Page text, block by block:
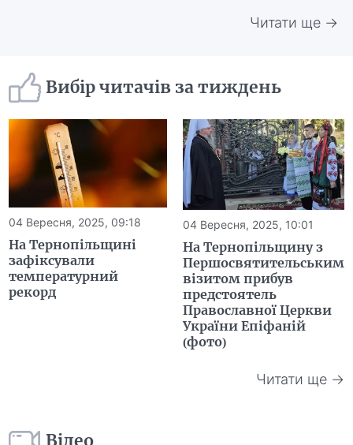
Читати ще →
Вибір читачів за тиждень
04 Вересня, 2025, 09:18
На Тернопільщині
зафіксували
температурний
рекорд
04 Вересня, 2025, 10:01
На Тернопільщину з
Першосвятительським
візитом прибув
предстоятель
Православної Церкви
України Епіфаній
(фото)
Читати ще →